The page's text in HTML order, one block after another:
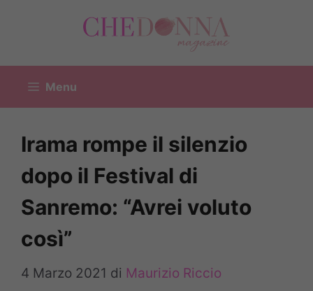
Menu
Irama rompe il silenzio
dopo il Festival di
Sanremo: “Avrei voluto
così”
4 Marzo 2021 di Maurizio Riccio